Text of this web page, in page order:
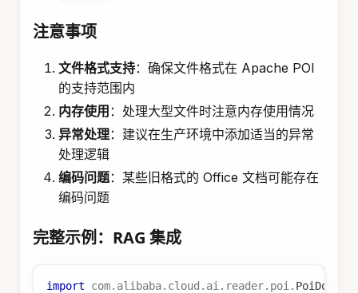
注意事项
文件格式支持：确保文件格式在 Apache POI
的支持范围内
内存使用 ：处理大型文件时注意内存使用情况
异常处理：建议在生产环境中添加适当的异常
处理逻辑
编码问题：某些旧格式的 Office 文档可能存在
编码问题
完整示例：RAG 集成
import com. alibaba. cloud . ai . reader. poi .